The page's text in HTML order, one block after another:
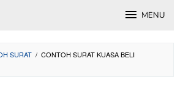
MENU
SURAT / CONTOH SURAT KUASA BELI